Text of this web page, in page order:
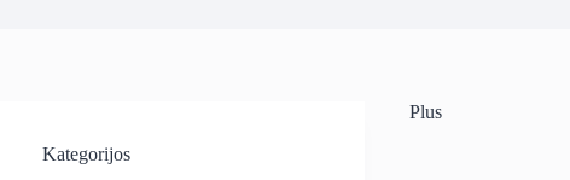
Plus
Kategorijos